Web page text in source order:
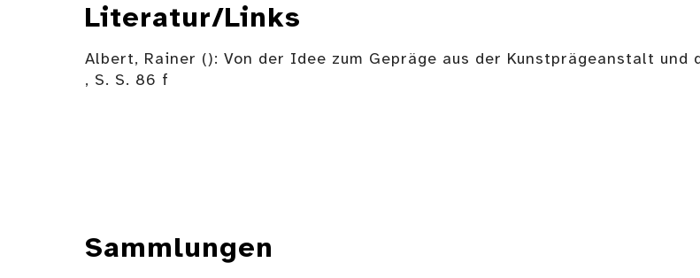
Literatur/Links
Albert, Rainer (): Von der Idee zum Gepräge aus der Kunstprägeanstalt
, S. S. 86 f
Sammlungen